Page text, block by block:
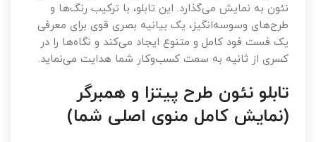
نئون به نمایش می‌گذارد. این تابلو، با ترکیب رنگ‌ها و
طرح‌های وسوسه‌انگیز، یک بیانیه بصری قوی برای معرفی
یک فست فود کامل و متنوع ایجاد می‌کند و نگاه‌ها را در
کسری از ثانیه به سمت کسب‌وکار شما هدایت می‌نماید.
تابلو نئون طرح پیتزا و همبرگر
(نمایش کامل منوی اصلی شما)